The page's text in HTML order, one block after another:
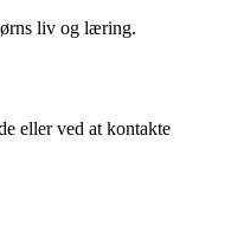
liv og læring.
eller ved at kontakte